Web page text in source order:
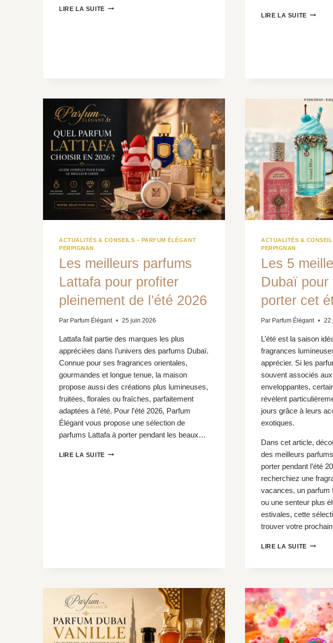
LIRE LA SUITELES
ET
DES
FRAGRANCES
ORIENTALES
LIRE LA SUITE
LES
VRAIS
DE
LEUR
LONGUE
TENUE
ACTUALITÉS & CONSEILS – PARFUM ÉLÉGANT
PERPIGNAN
Les meilleurs parfums
Lattafa pour profiter
pleinement de l’été 2026
Par Parfum Élégant 25 juin 2026
Lattafa fait partie des marques les plus
appréciées dans l’univers des parfums Dubaï.
Connue pour ses fragrances orientales,
gourmandes et longue tenue, la maison
propose aussi des créations plus lumineuses,
fruitées, florales ou fraîches, parfaitement
adaptées à l’été. Pour l’été 2026, Parfum
Élégant vous propose une sélection de
parfums Lattafa à porter pendant les beaux…
LIRE LA SUITELES
ACTUALITÉS &
PERPIGNAN
Les 5
Dubaï pour
porter cet
Par Parfum Élégant 22
L’été est la saison
fragrances
apprécier. Si les
souvent associés
enveloppantes,
révèlent
jours grâce à leurs
exotiques.
Dans cet article,
des meilleurs
porter pendant l’été
recherchiez une
vacances, un parfum
ou une senteur plus
estivales, cette
trouver votre
LIRE LA SUITELES
POUR
FEMME
PORTER
CET
ÉTÉ